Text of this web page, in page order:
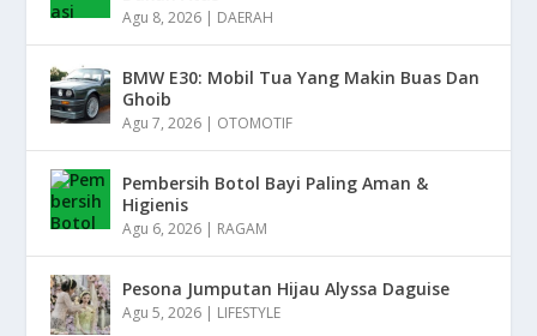
Agu 8, 2026 | DAERAH
BMW E30: Mobil Tua Yang Makin Buas Dan
Ghoib
Agu 7, 2026 | OTOMOTIF
Pembersih Botol Bayi Paling Aman &
Higienis
Agu 6, 2026 | RAGAM
Pesona Jumputan Hijau Alyssa Daguise
Agu 5, 2026 | LIFESTYLE